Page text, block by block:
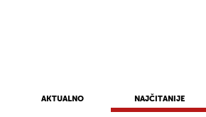
AKTUALNO NAJČITANIJE